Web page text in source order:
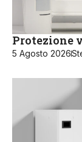
Protezione
5 Agosto 2026